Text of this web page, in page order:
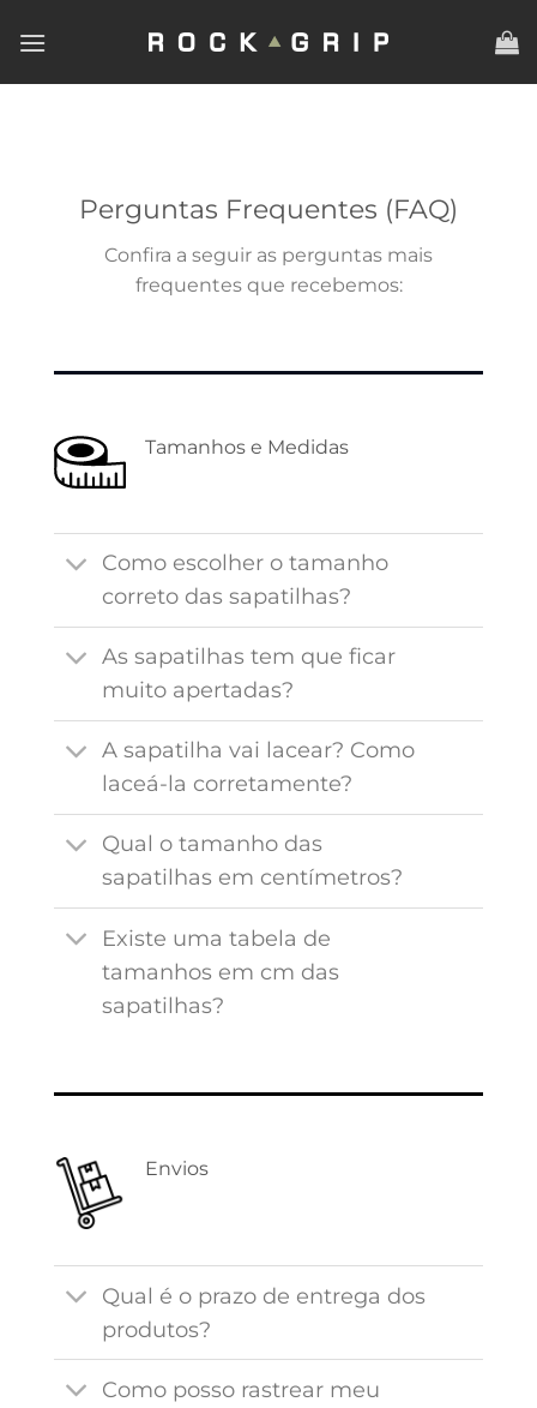
Perguntas Frequentes (FAQ)
Confira a seguir as perguntas mais
frequentes que recebemos:
Tamanhos e Medidas
Como escolher o tamanho
correto das sapatilhas?
As sapatilhas tem que ficar
muito apertadas?
A sapatilha vai lacear? Como
laceá-la corretamente?
Qual o tamanho das
sapatilhas em centímetros?
Existe uma tabela de
tamanhos em cm das
sapatilhas?
Envios
Qual é o prazo de entrega dos
produtos?
Como posso rastrear meu